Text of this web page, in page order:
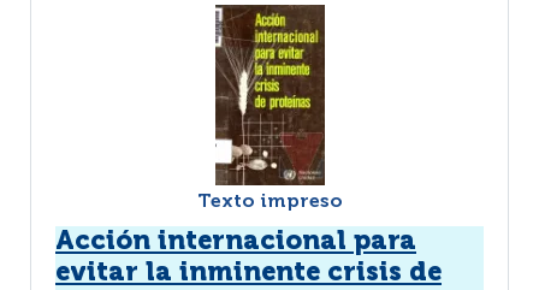
Texto impreso
Acción internacional para
evitar la inminente crisis de